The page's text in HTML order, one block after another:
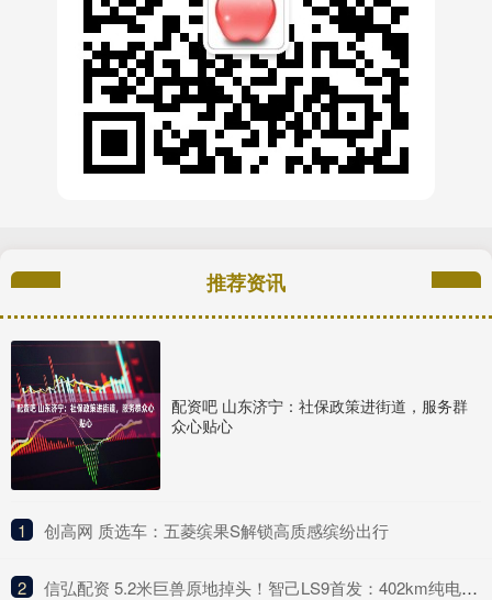
推荐资讯
配资吧 山东济宁：社保政策进街道，服务群
众心贴心
1 ​创高网 质选车：五菱缤果S解锁高质感缤纷出行
2 ​信弘配资 5.2米巨兽原地掉头！智己LS9首发：402km纯电续航+线控黑科技